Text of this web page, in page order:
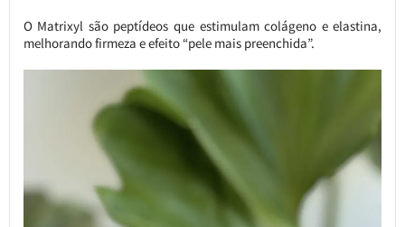
O Matrixyl são peptídeos que estimulam colágeno e elastina,
melhorando firmeza e efeito “pele mais preenchida”.